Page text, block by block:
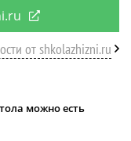
от shkolazhizni.ru
можно есть